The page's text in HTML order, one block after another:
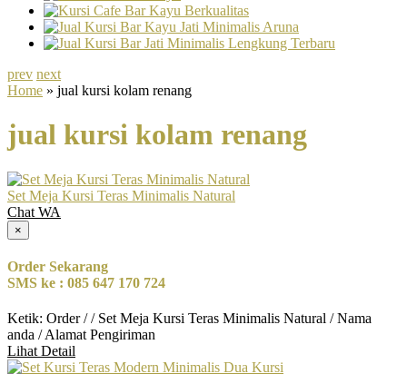
prev next
Home » jual kursi kolam renang
jual kursi kolam renang
Set Meja Kursi Teras Minimalis Natural
Chat WA
×
Order Sekarang
SMS ke : 085 647 170 724
Ketik: Order / / Set Meja Kursi Teras Minimalis Natural / Nama
anda / Alamat Pengiriman
Lihat Detail